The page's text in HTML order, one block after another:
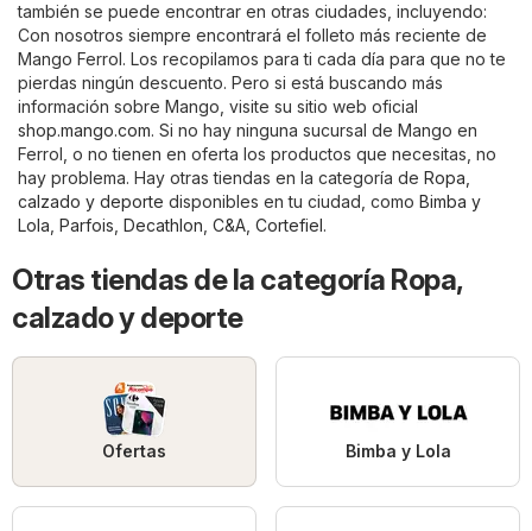
también se puede encontrar en otras ciudades, incluyendo:
Con nosotros siempre encontrará el folleto más reciente de
Mango Ferrol. Los recopilamos para ti cada día para que no te
pierdas ningún descuento. Pero si está buscando más
información sobre Mango, visite su sitio web oficial
shop.mango.com. Si no hay ninguna sucursal de Mango en
Ferrol, o no tienen en oferta los productos que necesitas, no
hay problema. Hay otras tiendas en la categoría de Ropa,
calzado y deporte disponibles en tu ciudad, como Bimba y
Lola, Parfois, Decathlon, C&A, Cortefiel.
Otras tiendas de la categoría Ropa,
calzado y deporte
Ofertas Bimba y Lola